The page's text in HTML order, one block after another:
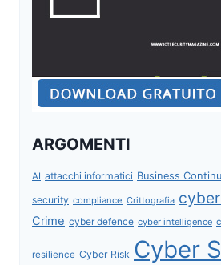
ARGOMENTI
AI attacchi informatici Business
security compliance Crittografia
Crime cyber defence cyber intelligence
resilience Cyber Risk Cyber